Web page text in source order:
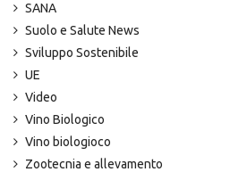
SANA
Suolo e Salute News
Sviluppo Sostenibile
UE
Video
Vino Biologico
Vino biologioco
Zootecnia e allevamento